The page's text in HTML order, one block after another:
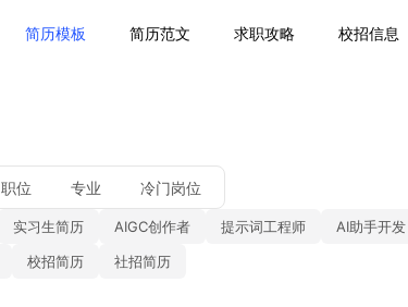
简历模板 简历范文 求职攻略 校招信息
职位 专业 冷门岗位
实习生简历 AIGC创作者 提示词工程师 AI助手开发
校招简历 社招简历